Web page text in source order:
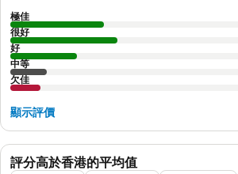
評分高於香港的平均值
極佳
很好
好
中等
欠佳
顯示評價